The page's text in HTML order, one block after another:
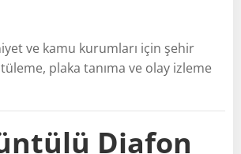
ve kamu kurumları için şehir
plaka tanıma ve olay izleme
Diafon